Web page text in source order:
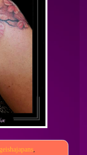
geishajapans,